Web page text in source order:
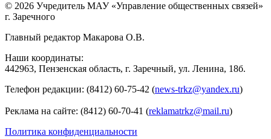
© 2026 Учредитель МАУ «Управление общественных связей»
г. Заречного
Главный редактор Макарова О.В.
Наши координаты:
442963, Пензенская область, г. Заречный, ул. Ленина, 18б.
Телефон редакции: (8412) 60-75-42 (news-trkz@yandex.ru)
Реклама на сайте: (8412) 60-70-41 (reklamatrkz@mail.ru)
Политика конфиденциальности